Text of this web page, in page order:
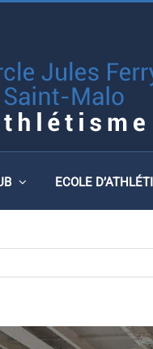
ECOLE
MARS